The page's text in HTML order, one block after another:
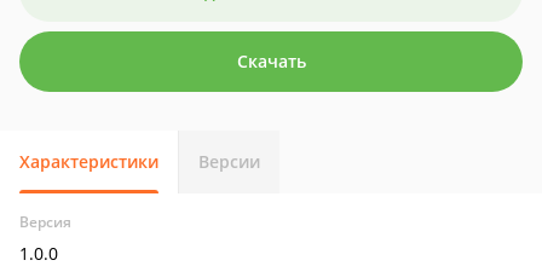
Скачать
Характеристики Версии
Версия
1.0.0